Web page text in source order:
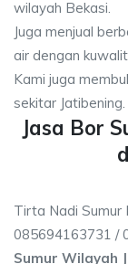
wilayah Bekasi.
Juga menjual
air dengan
Kami juga
sekitar Jatibening.
Jasa Bor
Tirta Nadi Sumur
085694163731 /
Sumur Wilayah